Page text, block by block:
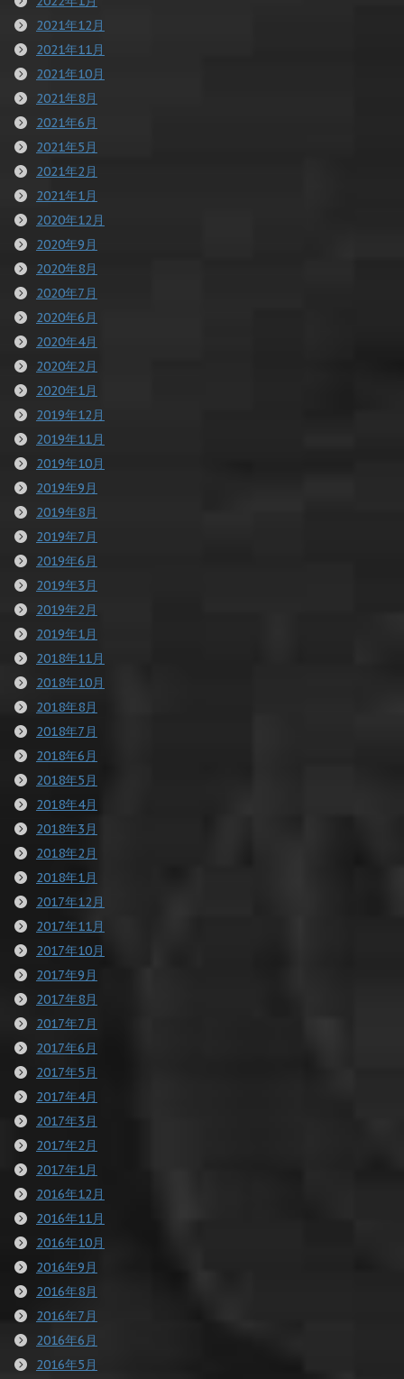
2021年12月
2021年11月
2021年10月
2021年8月
2021年6月
2021年5月
2021年2月
2021年1月
2020年12月
2020年9月
2020年8月
2020年7月
2020年6月
2020年4月
2020年2月
2020年1月
2019年12月
2019年11月
2019年10月
2019年9月
2019年8月
2019年7月
2019年6月
2019年3月
2019年2月
2019年1月
2018年11月
2018年10月
2018年8月
2018年7月
2018年6月
2018年5月
2018年4月
2018年3月
2018年2月
2018年1月
2017年12月
2017年11月
2017年10月
2017年9月
2017年8月
2017年7月
2017年6月
2017年5月
2017年4月
2017年3月
2017年2月
2017年1月
2016年12月
2016年11月
2016年10月
2016年9月
2016年8月
2016年7月
2016年6月
2016年5月